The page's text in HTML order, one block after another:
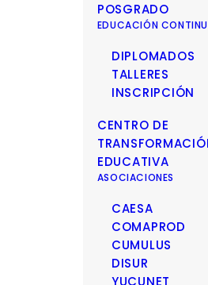
POSGRADO
EDUCACIÓN
DIPLOMADOS
TALLERES
INSCRIPCIÓN
CENTRO DE
EDUCATIVA
ASOCIACIONES
CAESA
COMAPROD
CUMULUS
DISUR
YUCUNET